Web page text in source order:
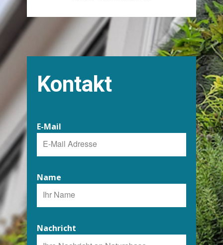
Kontakt
E-Mail
Name
Nachricht